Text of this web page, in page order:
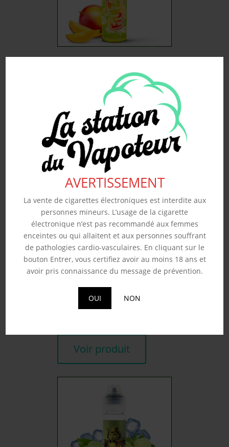
AVERTISSEMENT
La vente de cigarettes électroniques est interdite aux
personnes mineurs. L’usage de la cigarette
électronique n’est pas recommandé aux femmes
enceintes ou qui allaitent et aux personnes souffrant
de pathologies cardio-vasculaires. En cliquant sur le
bouton Entrer, vous certifiez avoir au moins 18 ans et
avoir pris connaissance du message de prévention.
OUI NON
Souhaits
Voir produit
RAGNAROK – A&L 50ML
Voir produit